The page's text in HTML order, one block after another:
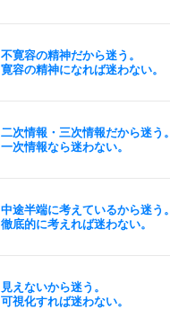
不寛容の精神だから迷う。
寛容の精神になれば迷わない。
二次情報・三次情報だから迷う。
一次情報なら迷わない。
中途半端に考えているから迷う。
徹底的に考えれば迷わない。
見えないから迷う。
可視化すれば迷わない。